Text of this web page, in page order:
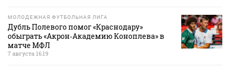
МОЛОДЕЖНАЯ ФУТБОЛЬНАЯ ЛИГА
Дубль Полевого помог «Краснодару»
обыграть «Акрон‑Академию Коноплева» в
матче МФЛ
7 августа 16:19